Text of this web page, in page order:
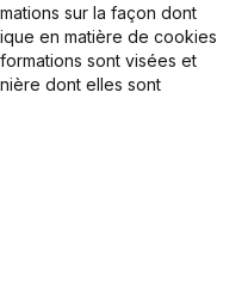
- Nominations(NL)
sur la façon dont
en matière de cookies
sont visées et
dont elles sont